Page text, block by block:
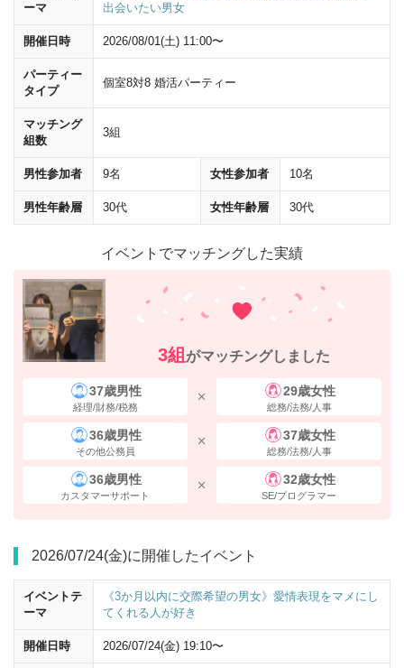
JR東京駅の八重洲中央口改札を出たら、八重洲中央口
八重洲中央口を出ると向かいに サロンパス・中山式の看板が見えます。
真ん中のビルが会場です。
ーマ
出会いたい男女
開催日時 2026/08/01(土) 11:00〜
パーティー
タイプ
個室8対8 婚活パーティー
マッチング
組数
3組
男性参加者 9名 女性参加者 10名
男性年齢層 30代 女性年齢層 30代
イベントでマッチングした実績
3組がマッチングしました
37歳男性
経理/財務/税務
29歳女性
総務/法務/人事
36歳男性
その他公務員
37歳女性
総務/法務/人事
36歳男性
カスタマーサポート
32歳女性
SE/プログラマー
2026/07/24(金)に開催したイベント
イベントテ
ーマ
《3か月以内に交際希望の男女》愛情表現をマメにし
てくれる人が好き
開催日時 2026/07/24(金) 19:10〜